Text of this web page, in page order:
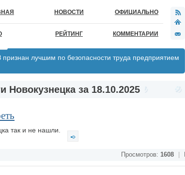
НОВОСТИ ОФИЦИАЛЬНО
РЕЙТИНГ КОММЕНТАРИИ
признан лучшим по безопасности труда предприятием
Новокузнецка за 18.10.2025
так и не нашли.
Просмотров: 1608